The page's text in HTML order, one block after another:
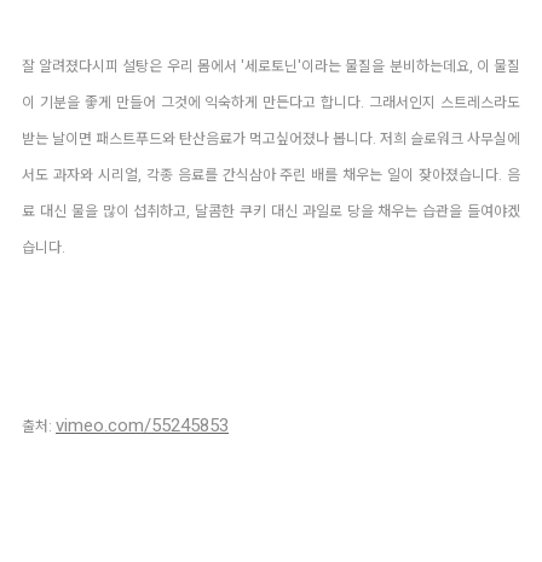
잘 알려졌다시피 설탕은 우리 몸에서 '세로토닌'이라는 물질을 분비하는데요, 이 물질
이 기분을 좋게 만들어 그것에 익숙하게 만든다고 합니다. 그래서인지 스트레스라도
받는 날이면 패스트푸드와 탄산음료가 먹고싶어졌나 봅니다. 저희 슬로워크 사무실에
서도 과자와 시리얼, 각종 음료를 간식삼아 주린 배를 채우는 일이 잦아졌습니다. 음
료 대신 물을 많이 섭취하고, 달콤한 쿠키 대신 과일로 당을 채우는 습관을 들여야겠
습니다.
출처: vimeo.com/55245853